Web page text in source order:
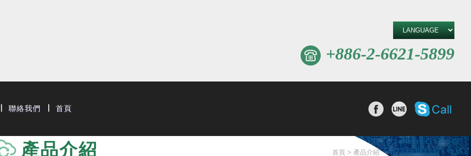
聯絡我們 首頁 分享至Facebook
分享至line
+886-2-6621-5899
首頁 產品介紹
產品介紹